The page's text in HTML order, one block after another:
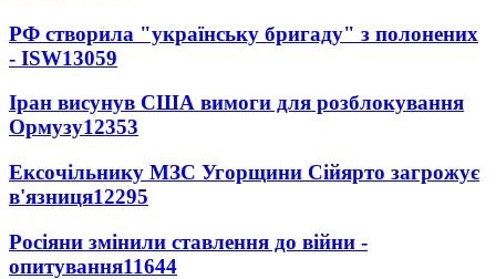
РФ створила "українську бригаду" з полонених
- ISW13059
Іран висунув США вимоги для розблокування
Ормузу12353
Ексочільнику МЗС Угорщини Сійярто загрожує
в'язниця12295
Росіяни змінили ставлення до війни -
опитування11644